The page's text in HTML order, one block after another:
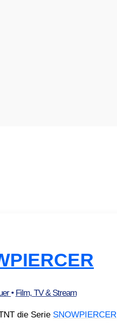
• Film, TV & Stream
die Serie SNOWPIERCER